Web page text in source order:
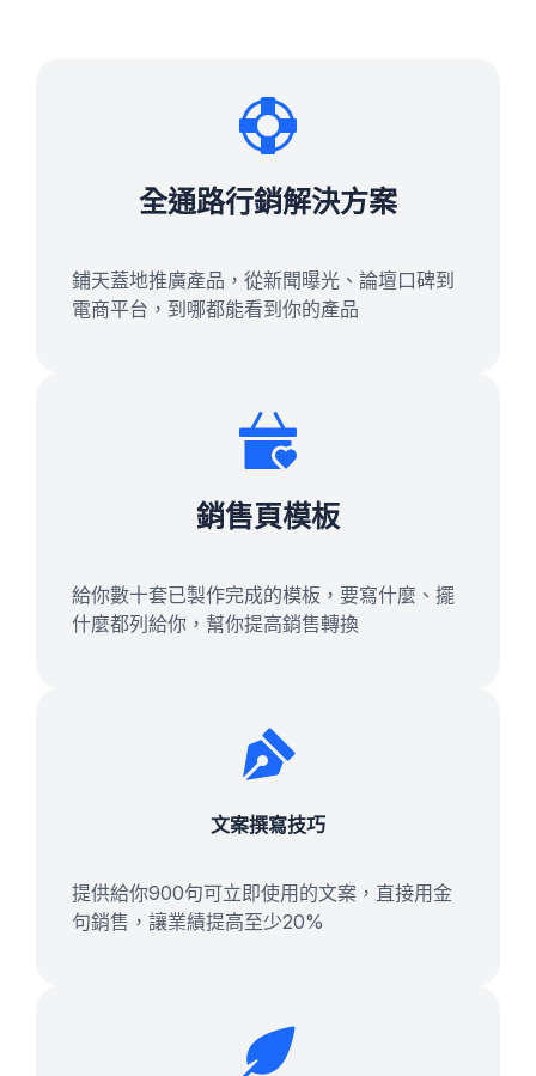
全通路行銷解決方案
鋪天蓋地推廣產品，從新聞曝光、論壇口碑到
電商平台，到哪都能看到你的產品
銷售頁模板
給你數十套已製作完成的模板，要寫什麼、擺
什麼都列給你，幫你提高銷售轉換
文案撰寫技巧
提供給你900句可立即使用的文案，直接用金
句銷售，讓業績提高至少20%